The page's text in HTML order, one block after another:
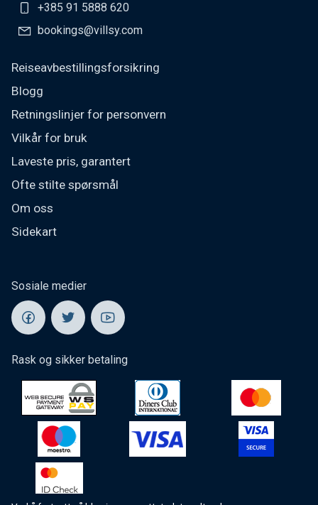
+385 91 5888 620
bookings@villsy.com
Reiseavbestillingsforsikring
Blogg
Retningslinjer for personvern
Vilkår for bruk
Laveste pris, garantert
Ofte stilte spørsmål
Om oss
Sidekart
Sosiale medier
Rask og sikker betaling